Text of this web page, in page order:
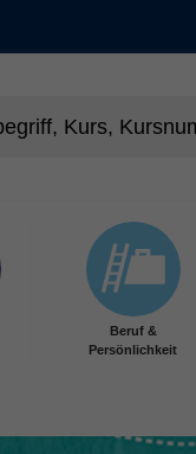
Beruf &
Persönlichkeit